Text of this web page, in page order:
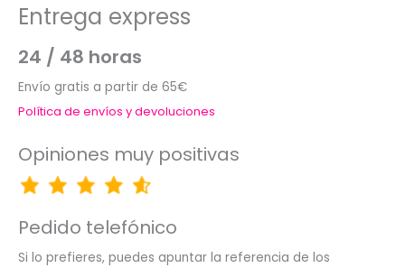
Entrega express
24 / 48 horas
Envío gratis a partir de 65€
Política de envíos y devoluciones
Opiniones muy positivas
Pedido telefónico
Si lo prefieres, puedes apuntar la referencia de los